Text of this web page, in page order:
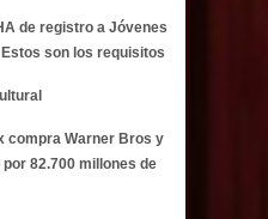
de registro a Jóvenes
son los requisitos
compra Warner Bros y
82.700 millones de